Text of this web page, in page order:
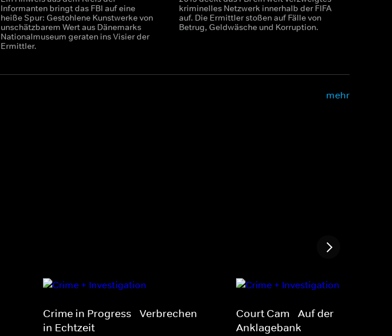
Informanten bringt das FBI auf eine
heiße Spur: Gestohlene Kunstwerke von
unschätzbarem Wert aus Dänemarks
Nationalmuseum geraten ins Visier der
Ermittler.
kriminelles Netzwerk innerhalb der FIFA
auf. Die Ermittler stoßen auf Fälle von
Betrug, Geldwäsche und Korruption.
mehr
Crime in Progress - Verbrechen
in Echtzeit
Court Cam - Auf der
Anklagebank